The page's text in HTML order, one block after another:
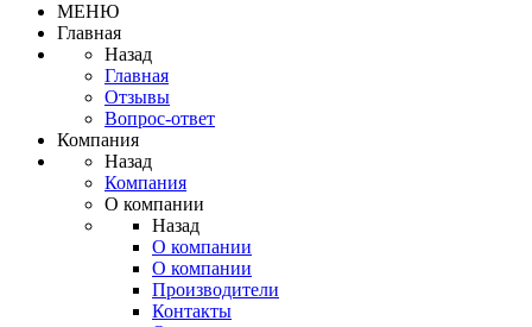
МЕНЮ
Главная
Назад
Главная
Отзывы
Вопрос-ответ
Компания
Назад
Компания
О компании
Назад
О компании
О компании
Производители
Контакты